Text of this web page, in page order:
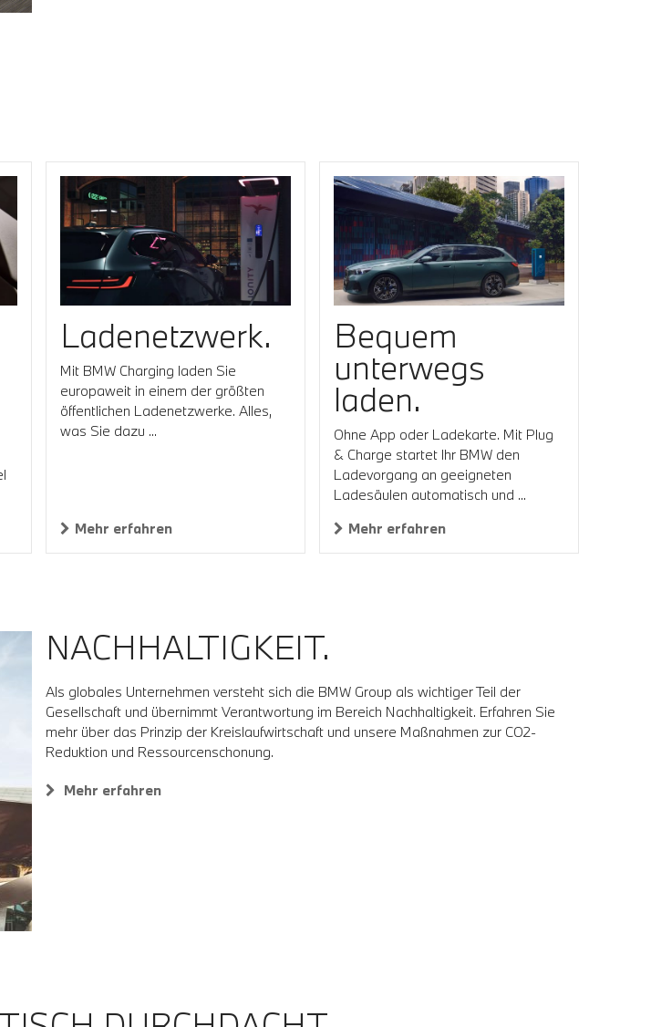
Ladenetzwerk.
Mit BMW Charging laden Sie
europaweit in einem der größten
öffentlichen Ladenetzwerke. Alles,
was Sie dazu ...
Mehr erfahren
Bequem
unterwegs
laden.
Ohne App oder Ladekarte. Mit Plug
& Charge startet Ihr BMW den
Ladevorgang an geeigneten
Ladesäulen automatisch und ...
Mehr erfahren
NACHHALTIGKEIT.
Als globales Unternehmen versteht sich die BMW Group als wichtiger Teil der
Gesellschaft und übernimmt Verantwortung im Bereich Nachhaltigkeit. Erfahren Sie
mehr über das Prinzip der Kreislaufwirtschaft und unsere Maßnahmen zur CO2-
Reduktion und Ressourcenschonung.
Mehr erfahren